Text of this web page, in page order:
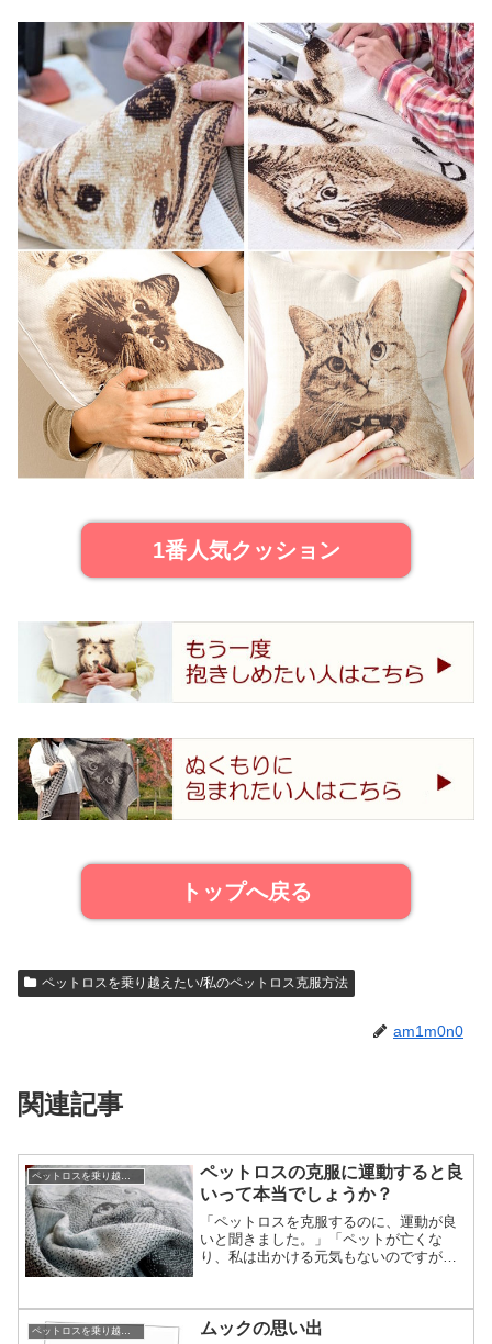
1番人気クッション
トップへ戻る
ペットロスを乗り越えたい/私のペットロス克服方法
am1m0n0
関連記事
ペットロスの克服に運動すると良
いって本当でしょうか？
「ペットロスを克服するのに、運動が良
いと聞きました。」「ペットが亡くな
り、私は出かける元気もないのですが、
とには、このようなご相談も寄せられま
す。元気な時の運動は確かに...
ムックの思い出